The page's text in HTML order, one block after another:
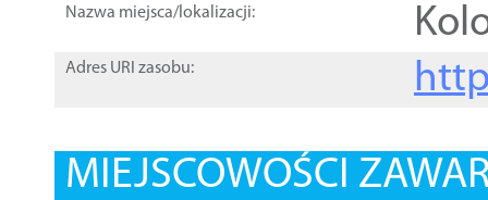
Nazwa miejsca/lokalizacji:
Adres URI zasobu:
MIEJSCOWOŚCI